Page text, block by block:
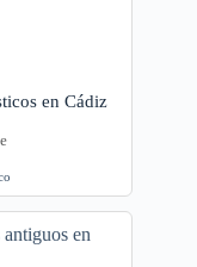
en Cádiz